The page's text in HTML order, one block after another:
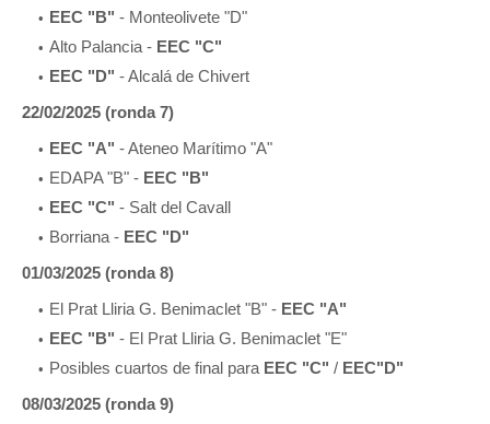
EEC "B" - Monteolivete "D"
Alto Palancia - EEC "C"
EEC "D" - Alcalá de Chivert
22/02/2025 (ronda 7)
EEC "A" - Ateneo Marítimo "A"
EDAPA "B" - EEC "B"
EEC "C" - Salt del Cavall
Borriana - EEC "D"
01/03/2025 (ronda 8)
El Prat Lliria G. Benimaclet "B" - EEC "A"
EEC "B" - El Prat Lliria G. Benimaclet "E"
Posibles cuartos de final para EEC "C" / EEC"D"
08/03/2025 (ronda 9)